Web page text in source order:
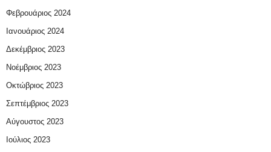
Φεβρουάριος 2024
Ιανουάριος 2024
Δεκέμβριος 2023
Νοέμβριος 2023
Οκτώβριος 2023
Σεπτέμβριος 2023
Αύγουστος 2023
Ιούλιος 2023